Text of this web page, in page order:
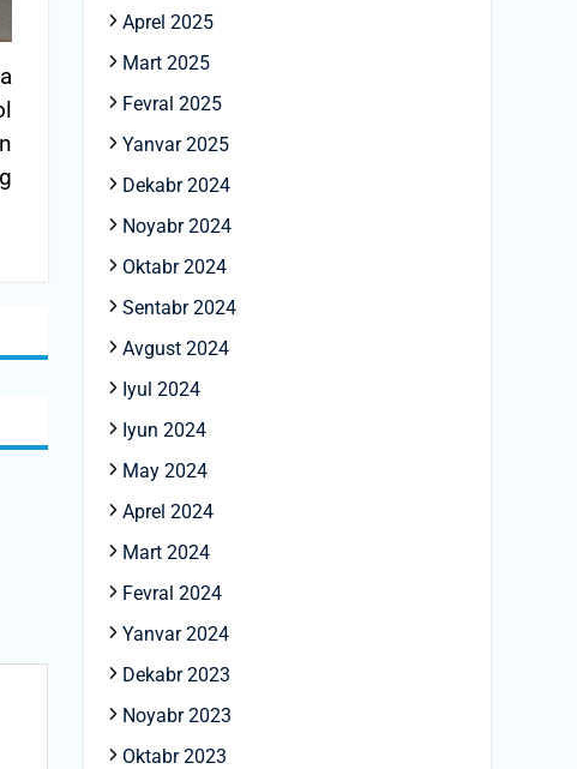
Aprel 2025
Mart 2025
Fevral 2025
Yanvar 2025
Dekabr 2024
Noyabr 2024
Oktabr 2024
Sentabr 2024
Avgust 2024
Iyul 2024
Iyun 2024
May 2024
Aprel 2024
Mart 2024
Fevral 2024
Yanvar 2024
Dekabr 2023
Noyabr 2023
Oktabr 2023